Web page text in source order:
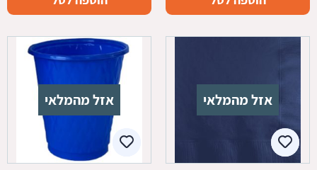
אזל מהמלאי אזל מהמלאי